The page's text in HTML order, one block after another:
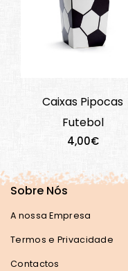
Caixas Pipocas
Futebol
4,00€
Sobre Nós
A nossa Empresa
Termos e Privacidade
Contactos